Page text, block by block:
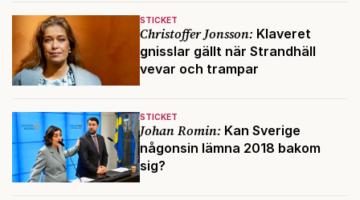
STICKET
Christoffer Jonsson: Klaveret
gnisslar gällt när Strandhäll
vevar och trampar
STICKET
Johan Romin: Kan Sverige
någonsin lämna 2018 bakom
sig?